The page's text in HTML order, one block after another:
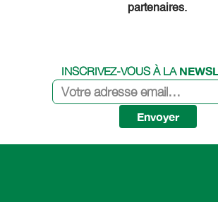
partenaires.
INSCRIVEZ-VOUS À LA
Envoyer